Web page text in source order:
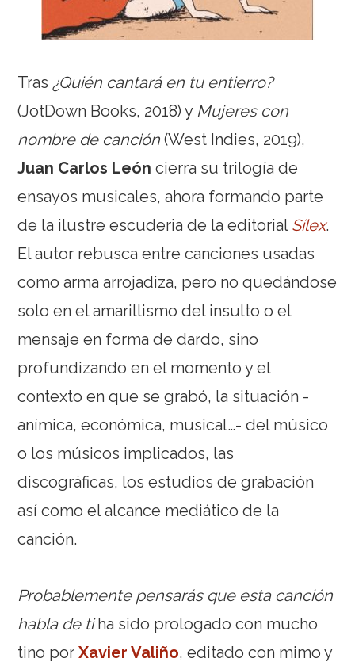
Tras ¿Quién cantará en tu entierro?
(JotDown Books, 2018) y Mujeres con
nombre de canción(West Indies, 2019),
Juan Carlos León cierra su trilogía de
ensayos musicales, ahora formando parte
de la ilustre escuderia de la editorial Sílex.
El autor rebusca entre canciones usadas
como arma arrojadiza, pero no quedándose
solo en el amarillismo del insulto o el
mensaje en forma de dardo, sino
profundizando en el momento y el
contexto en que se grabó, la situación -
anímica, económica, musical…- del músico
o los músicos implicados, las
discográficas, los estudios de grabación
así como el alcance mediático de la
canción.
Probablemente pensarás que esta canción
habla de tiha sido prologado con mucho
tino porXavier Valiño, editado con mimo y